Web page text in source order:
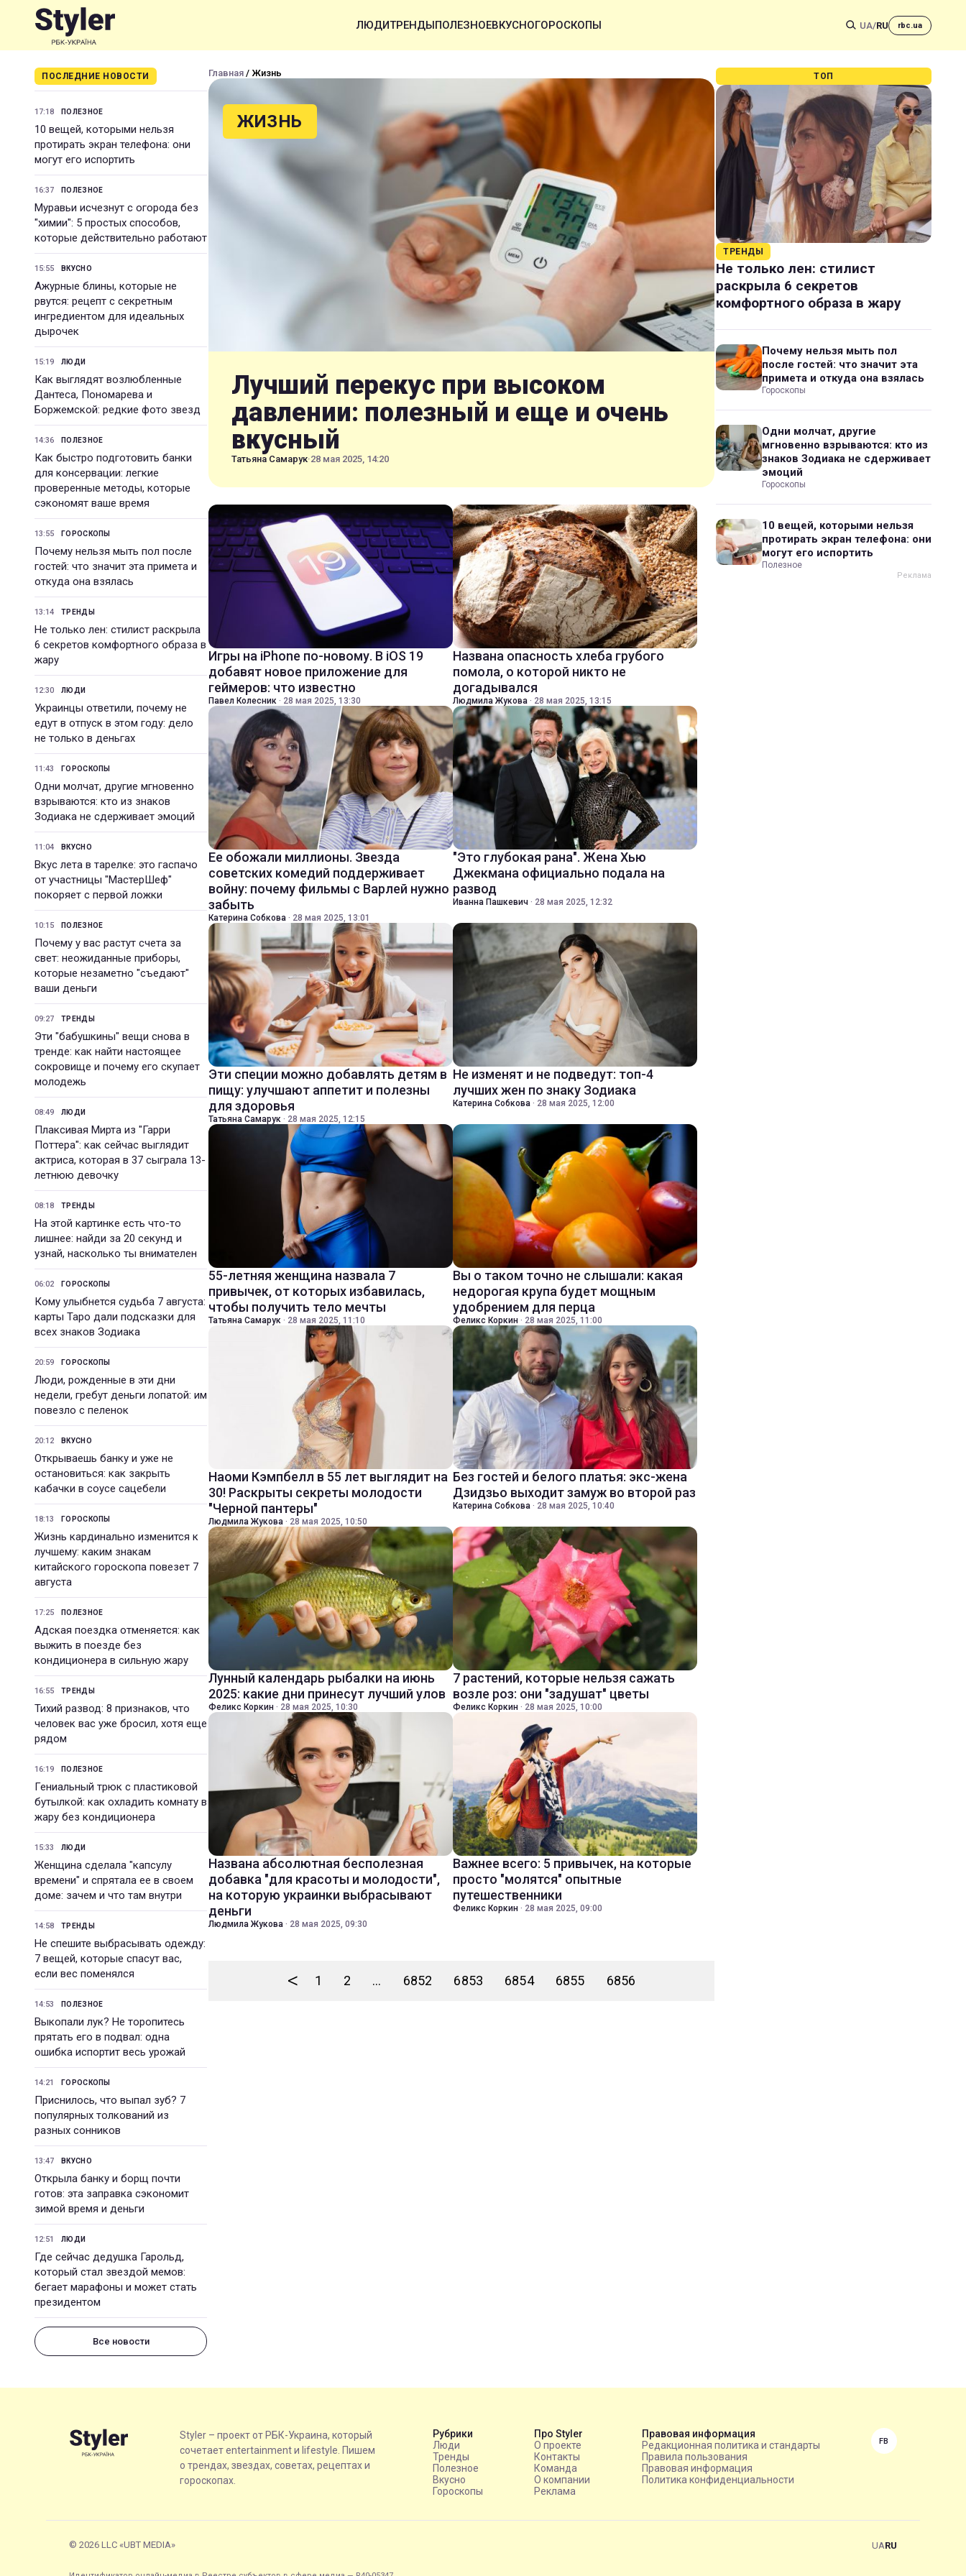
ЛЮДИТРЕНДЫПОЛЕЗНОЕВКУСНОГОРОСКОПЫ UA/RU rbc.ua
ПОСЛЕДНИЕ НОВОСТИ
17:18 ПОЛЕЗНОЕ
10 вещей, которыми нельзя
протирать экран телефона: они
могут его испортить
16:37 ПОЛЕЗНОЕ
Муравьи исчезнут с огорода без
"химии": 5 простых способов,
которые действительно работают
15:55 ВКУСНО
Ажурные блины, которые не
рвутся: рецепт с секретным
ингредиентом для идеальных
дырочек
15:19 ЛЮДИ
Как выглядят возлюбленные
Дантеса, Пономарева и
Боржемской: редкие фото звезд
14:36 ПОЛЕЗНОЕ
Как быстро подготовить банки
для консервации: легкие
проверенные методы, которые
сэкономят ваше время
13:55 ГОРОСКОПЫ
Почему нельзя мыть пол после
гостей: что значит эта примета и
откуда она взялась
13:14 ТРЕНДЫ
Не только лен: стилист раскрыла
6 секретов комфортного образа в
жару
12:30 ЛЮДИ
Украинцы ответили, почему не
едут в отпуск в этом году: дело
не только в деньгах
11:43 ГОРОСКОПЫ
Одни молчат, другие мгновенно
взрываются: кто из знаков
Зодиака не сдерживает эмоций
11:04 ВКУСНО
Вкус лета в тарелке: это гаспачо
от участницы "МастерШеф"
покоряет с первой ложки
10:15 ПОЛЕЗНОЕ
Почему у вас растут счета за
свет: неожиданные приборы,
которые незаметно "съедают"
ваши деньги
09:27 ТРЕНДЫ
Эти "бабушкины" вещи снова в
тренде: как найти настоящее
сокровище и почему его скупает
молодежь
08:49 ЛЮДИ
Плаксивая Мирта из "Гарри
Поттера": как сейчас выглядит
актриса, которая в 37 сыграла 13-
летнюю девочку
08:18 ТРЕНДЫ
На этой картинке есть что-то
лишнее: найди за 20 секунд и
узнай, насколько ты внимателен
06:02 ГОРОСКОПЫ
Кому улыбнется судьба 7 августа:
карты Таро дали подсказки для
всех знаков Зодиака
20:59 ГОРОСКОПЫ
Люди, рожденные в эти дни
недели, гребут деньги лопатой: им
повезло с пеленок
20:12 ВКУСНО
Открываешь банку и уже не
остановиться: как закрыть
кабачки в соусе сацебели
18:13 ГОРОСКОПЫ
Жизнь кардинально изменится к
лучшему: каким знакам
китайского гороскопа повезет 7
августа
17:25 ПОЛЕЗНОЕ
Адская поездка отменяется: как
выжить в поезде без
кондиционера в сильную жару
16:55 ТРЕНДЫ
Тихий развод: 8 признаков, что
человек вас уже бросил, хотя еще
рядом
16:19 ПОЛЕЗНОЕ
Гениальный трюк с пластиковой
бутылкой: как охладить комнату в
жару без кондиционера
15:33 ЛЮДИ
Женщина сделала "капсулу
времени" и спрятала ее в своем
доме: зачем и что там внутри
14:58 ТРЕНДЫ
Не спешите выбрасывать одежду:
7 вещей, которые спасут вас,
если вес поменялся
14:53 ПОЛЕЗНОЕ
Выкопали лук? Не торопитесь
прятать его в подвал: одна
ошибка испортит весь урожай
14:21 ГОРОСКОПЫ
Приснилось, что выпал зуб? 7
популярных толкований из
разных сонников
13:47 ВКУСНО
Открыла банку и борщ почти
готов: эта заправка сэкономит
зимой время и деньги
12:51 ЛЮДИ
Где сейчас дедушка Гарольд,
который стал звездой мемов:
бегает марафоны и может стать
президентом
Все новости
Главная / Жизнь
ЖИЗНЬ
Лучший перекус при высоком
давлении: полезный и еще и очень
вкусный
Татьяна Самарук·28 мая 2025, 14:20
Игры на iPhone по-новому. В iOS 19
добавят новое приложение для
геймеров: что известно
Павел Колесник · 28 мая 2025, 13:30
Названа опасность хлеба грубого
помола, о которой никто не
догадывался
Людмила Жукова · 28 мая 2025, 13:15
Ее обожали миллионы. Звезда
советских комедий поддерживает
войну: почему фильмы с Варлей нужно
забыть
Катерина Собкова · 28 мая 2025, 13:01
"Это глубокая рана". Жена Хью
Джекмана официально подала на
развод
Иванна Пашкевич · 28 мая 2025, 12:32
Эти специи можно добавлять детям в
пищу: улучшают аппетит и полезны
для здоровья
Татьяна Самарук · 28 мая 2025, 12:15
Не изменят и не подведут: топ-4
лучших жен по знаку Зодиака
Катерина Собкова · 28 мая 2025, 12:00
55-летняя женщина назвала 7
привычек, от которых избавилась,
чтобы получить тело мечты
Татьяна Самарук · 28 мая 2025, 11:10
Вы о таком точно не слышали: какая
недорогая крупа будет мощным
удобрением для перца
Феликс Коркин · 28 мая 2025, 11:00
Наоми Кэмпбелл в 55 лет выглядит на
30! Раскрыты секреты молодости
"Черной пантеры"
Людмила Жукова · 28 мая 2025, 10:50
Без гостей и белого платья: экс-жена
Дзидзьо выходит замуж во второй раз
Катерина Собкова · 28 мая 2025, 10:40
Лунный календарь рыбалки на июнь
2025: какие дни принесут лучший улов
Феликс Коркин · 28 мая 2025, 10:30
7 растений, которые нельзя сажать
возле роз: они "задушат" цветы
Феликс Коркин · 28 мая 2025, 10:00
Названа абсолютная бесполезная
добавка "для красоты и молодости",
на которую украинки выбрасывают
деньги
Людмила Жукова · 28 мая 2025, 09:30
Важнее всего: 5 привычек, на которые
просто "молятся" опытные
путешественники
Феликс Коркин · 28 мая 2025, 09:00
< 1 2 ... 6852 6853 6854 6855 6856
ТОП
ТРЕНДЫ
Не только лен: стилист
раскрыла 6 секретов
комфортного образа в жару
Почему нельзя мыть пол
после гостей: что значит эта
примета и откуда она взялась
Гороскопы
Одни молчат, другие
мгновенно взрываются: кто из
знаков Зодиака не сдерживает
эмоций
Гороскопы
10 вещей, которыми нельзя
протирать экран телефона: они
могут его испортить
Полезное
Styler – проект от РБК-Украина, который
сочетает entertainment и lifestyle. Пишем
о трендах, звездах, советах, рецептах и
гороскопах.
Рубрики
Люди
Тренды
Полезное
Вкусно
Гороскопы
Про Styler
О проекте
Контакты
Команда
О компании
Реклама
Правовая информация
Редакционная политика и стандарты
Правила пользования
Правовая информация
Политика конфиденциальности
FB
© 2026 LLC «UBT MEDIA» UARU